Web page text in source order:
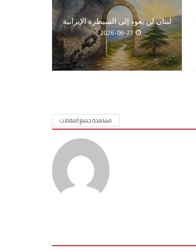
لبنان لن يعود إلى السيطرة الإيرانية
2026-06-27
مشاهدة جميع المقالات